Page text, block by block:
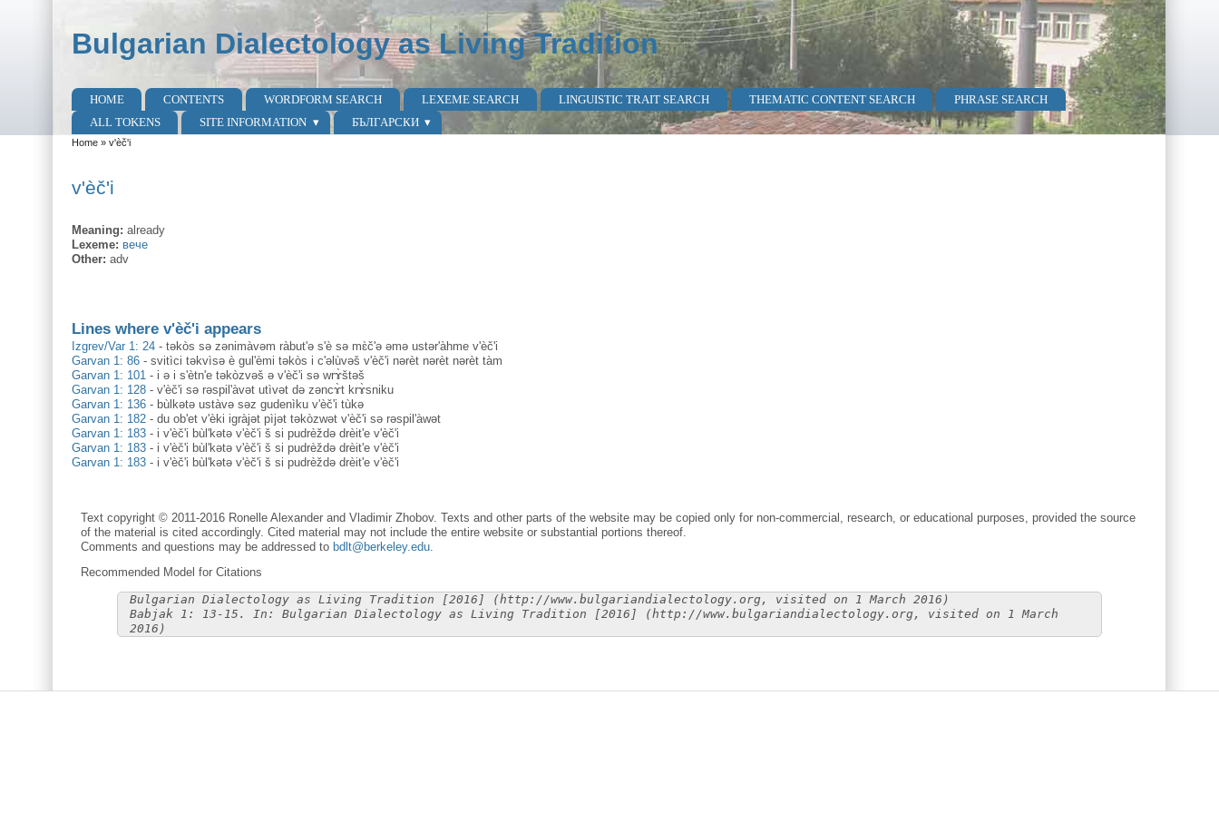
Bulgarian Dialectology as Living Tradition
Main menu
HOME CONTENTS WORDFORM SEARCH LEXEME SEARCH LINGUISTIC TRAIT SEARCH THEMATIC CONTENT SEARCH
PHRASE SEARCH
ALL TOKENS
SITE INFORMATION БЪЛГАРСКИ
You are here
Home» v'èč'i
v'èč'i
Meaning: already
Lexeme: вече
Other: adv
Lines where v'èč'i appears
Izgrev/Var 1: 24 - təkòs sə zənimàvəm ràbut'ə s'è sə mɛ̀č'ə əmə ustər'àhme v'èč'i
Garvan 1: 86 - svitìci təkvìsə è gul'èmi təkòs i c'əlùvəš v'èč'i nərèt nərèt nərèt tàm
Garvan 1: 101 - i ə i s'ètn'e təkòzvəš ə v'èč'i sə wrɤ̀štəš
Garvan 1: 128 - v'èč'i sə rəspil'àvət utìvət də zəncɤ̀t krɤ̀sniku
Garvan 1: 136 - bùlkətə ustàvə səz gudenìku v'èč'i tùkə
Garvan 1: 182 - du ob'et v'èki igràjət pìjət təkòzwət v'èč'i sə rəspil'àwət
Garvan 1: 183 - i v'èč'i bùl'kətə v'èč'i š si pudrèždə drèit'e v'èč'i
Garvan 1: 183 - i v'èč'i bùl'kətə v'èč'i š si pudrèždə drèit'e v'èč'i
Garvan 1: 183 - i v'èč'i bùl'kətə v'èč'i š si pudrèždə drèit'e v'èč'i
Text copyright © 2011-2016 Ronelle Alexander and Vladimir Zhobov. Texts and other parts of the website may be copied only for non-commercial, research, or educational purposes, provided the source
of the material is cited accordingly. Cited material may not include the entire website or substantial portions thereof.
Comments and questions may be addressed to bdlt@berkeley.edu.
Recommended Model for Citations
Bulgarian Dialectology as Living Tradition [2016] (http://www.bulgariandialectology.org, visited on 1 March 2016)
Babjak 1: 13-15. In: Bulgarian Dialectology as Living Tradition [2016] (http://www.bulgariandialectology.org, visited on 1 March
2016)